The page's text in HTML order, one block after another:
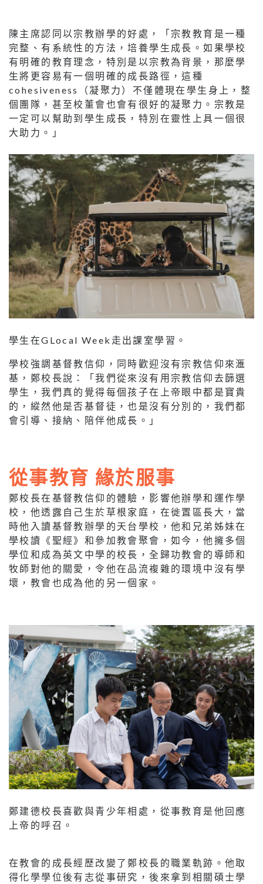
陳主席認同以宗教辦學的好處，「宗教教育是一種
完整、有系統性的方法，培養學生成長。如果學校
有明確的教育理念，特別是以宗教為背景，那麼學
生將更容易有一個明確的成長路徑，這種
cohesiveness（凝聚力）不僅體現在學生身上，整
個團隊，甚至校董會也會有很好的凝聚力。宗教是
一定可以幫助到學生成長，特別在靈性上具一個很
大助力。」
學生在GLocal Week走出課室學習。
學校強調基督教信仰，同時歡迎沒有宗教信仰來滙
基，鄭校長說：「我們從來沒有用宗教信仰去篩選
學生，我們真的覺得每個孩子在上帝眼中都是寶貴
的，縱然他是否基督徒，也是沒有分別的，我們都
會引導、接納、陪伴他成長。」
從事教育 緣於服事
鄭校長在基督教信仰的體驗，影響他辦學和運作學
校，他透露自己生於草根家庭，在徙置區長大，當
時他入讀基督教辦學的天台學校，他和兄弟姊妹在
學校讀《聖經》和參加教會聚會，如今，他擁多個
學位和成為英文中學的校長，全歸功教會的導師和
牧師對他的關愛，令他在品流複雜的環境中沒有學
壞，教會也成為他的另一個家。
鄭建德校長喜歡與青少年相處，從事教育是他回應
上帝的呼召。
在教會的成長經歷改變了鄭校長的職業軌跡。他取
得化學學位後有志從事研究，後來拿到相關碩士學